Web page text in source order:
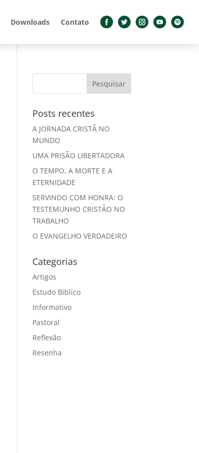
Downloads Contato
Posts recentes
A JORNADA CRISTÃ NO
MUNDO
UMA PRISÃO LIBERTADORA
O TEMPO, A MORTE E A
ETERNIDADE
SERVINDO COM HONRA: O
TESTEMUNHO CRISTÃO NO
TRABALHO
O EVANGELHO VERDADEIRO
Categorias
Artigos
Estudo Bíblico
Informativo
Pastoral
Reflexão
Resenha